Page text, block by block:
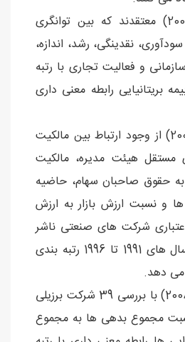
آدامز و همکاران (2003) معتقدند که بین توانگری
نقدینگی، رشد، اندازه،
و فعالیت تجاری با رتبه
بریتانیایی رابطه معنی داری
بوجراج و سنگوتا (2003) از وجود ارتباط بین مالکیت
مستقل هیئت مدیره، مالکیت
حقوق صاحبان سهام، حاضیه
و نسبت ارزش بازار به ارزش
شرکت های صنعتی ناشر
اوراق قرضه که بین سال های 1991 تا 1996 رتبه بندی
می دهد.
داماسنو و همکاران (2008) با بررسی 39 شرکت برزیلی
مجموع بدهی ها به مجموع